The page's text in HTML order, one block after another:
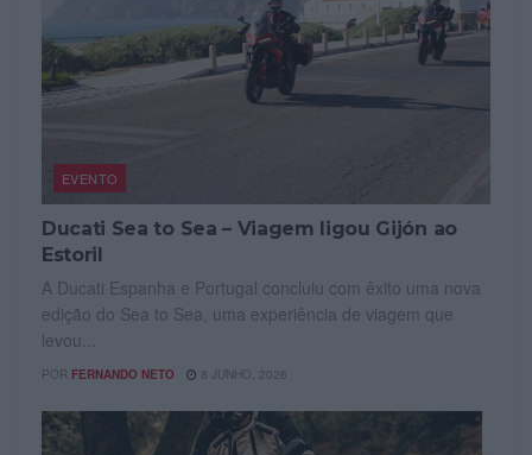
EVENTO
Ducati Sea to Sea – Viagem ligou Gijón ao
Estoril
A Ducati Espanha e Portugal concluiu com êxito uma nova
edição do Sea to Sea, uma experiência de viagem que
levou...
POR FERNANDO NETO 8 JUNHO, 2026